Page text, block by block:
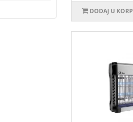
DODAJ U